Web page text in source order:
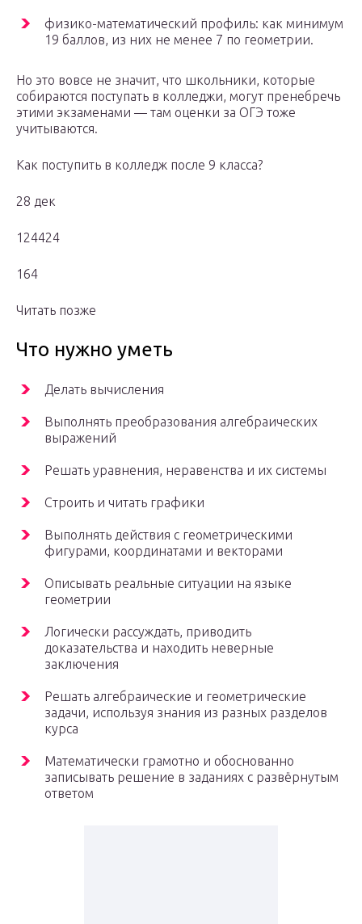
физико-математический профиль: как минимум
19 баллов, из них не менее 7 по геометрии.
Но это вовсе не значит, что школьники, которые
собираются поступать в колледжи, могут пренебречь
этими экзаменами — там оценки за ОГЭ тоже
учитываются.
Как поступить в колледж после 9 класса?
28 дек
124424
164
Читать позже
Что нужно уметь
Делать вычисления
Выполнять преобразования алгебраических
выражений
Решать уравнения, неравенства и их системы
Строить и читать графики
Выполнять действия с геометрическими
фигурами, координатами и векторами
Описывать реальные ситуации на языке
геометрии
Логически рассуждать, приводить
доказательства и находить неверные
заключения
Решать алгебраические и геометрические
задачи, используя знания из разных разделов
курса
Математически грамотно и обоснованно
записывать решение в заданиях с развёрнутым
ответом